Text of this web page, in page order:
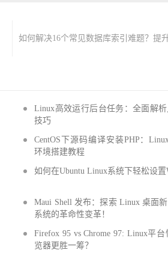
如何解决16个常见数据库索引难题？提
Linux高效运行后台任务：全面解
技巧
CentOS下源码编译安装PHP：
环境搭建教程
如何在Ubuntu Linux系统下轻松设
Maui Shell 发布：探索 Linux 桌面
系统的革命性变革！
Firefox 95 vs Chrome 97: Linux平
览器更胜一筹？